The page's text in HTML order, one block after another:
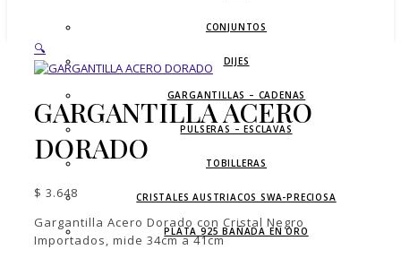
CONJUNTOS
DIJES
GARGANTILLAS – CADENAS
PULSERAS – ESCLAVAS
TOBILLERAS
CRISTALES AUSTRIACOS SWA-PRECIOSA
PLATA 925 BAÑADA EN ORO
🔍
GARGANTILLA ACERO
DORADO
$ 3.648
Gargantilla Acero Dorado con Cristal Negro
Importados, mide 34cm a 41cm